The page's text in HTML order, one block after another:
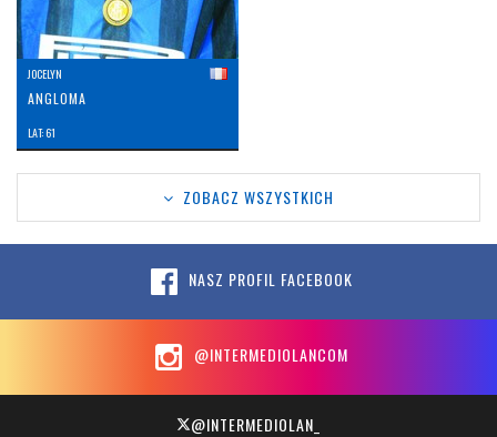
JOCELYN
ANGLOMA
LAT: 61
ZOBACZ WSZYSTKICH
NASZ PROFIL FACEBOOK
@INTERMEDIOLANCOM
@INTERMEDIOLAN_